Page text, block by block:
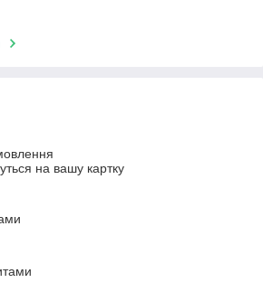
на вашу картку